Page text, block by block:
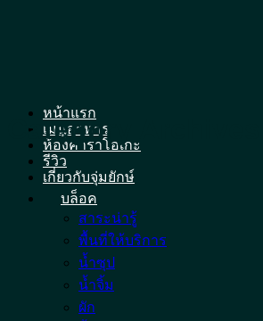
หน้าแรก
เมนูอาหาร
ห้องคาราโอเกะ
รีวิว
เกี่ยวกับจุ่มยักษ์
บล็อค
สาระน่ารู้
พื้นที่ให้บริการ
น้ำซุป
น้ำจิ้ม
ผัก
Category Archives: